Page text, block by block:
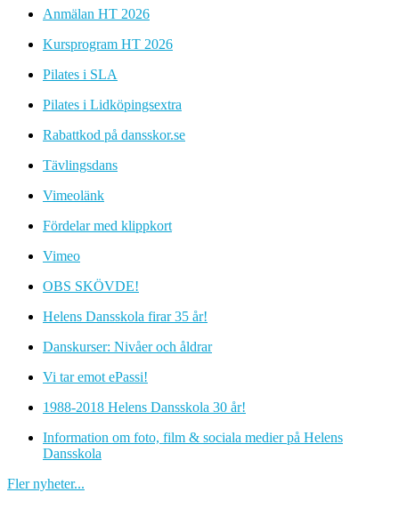
Anmälan HT 2026
Kursprogram HT 2026
Pilates i SLA
Pilates i Lidköpingsextra
Rabattkod på dansskor.se
Tävlingsdans
Vimeolänk
Fördelar med klippkort
Vimeo
OBS SKÖVDE!
Helens Dansskola firar 35 år!
Danskurser: Nivåer och åldrar
Vi tar emot ePassi!
1988-2018 Helens Dansskola 30 år!
Information om foto, film & sociala medier på Helens
Dansskola
Fler nyheter...